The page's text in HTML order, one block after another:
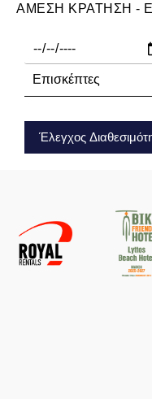
ΑΜΕΣΗ ΚΡΑΤΗΣΗ -
Έλεγχος